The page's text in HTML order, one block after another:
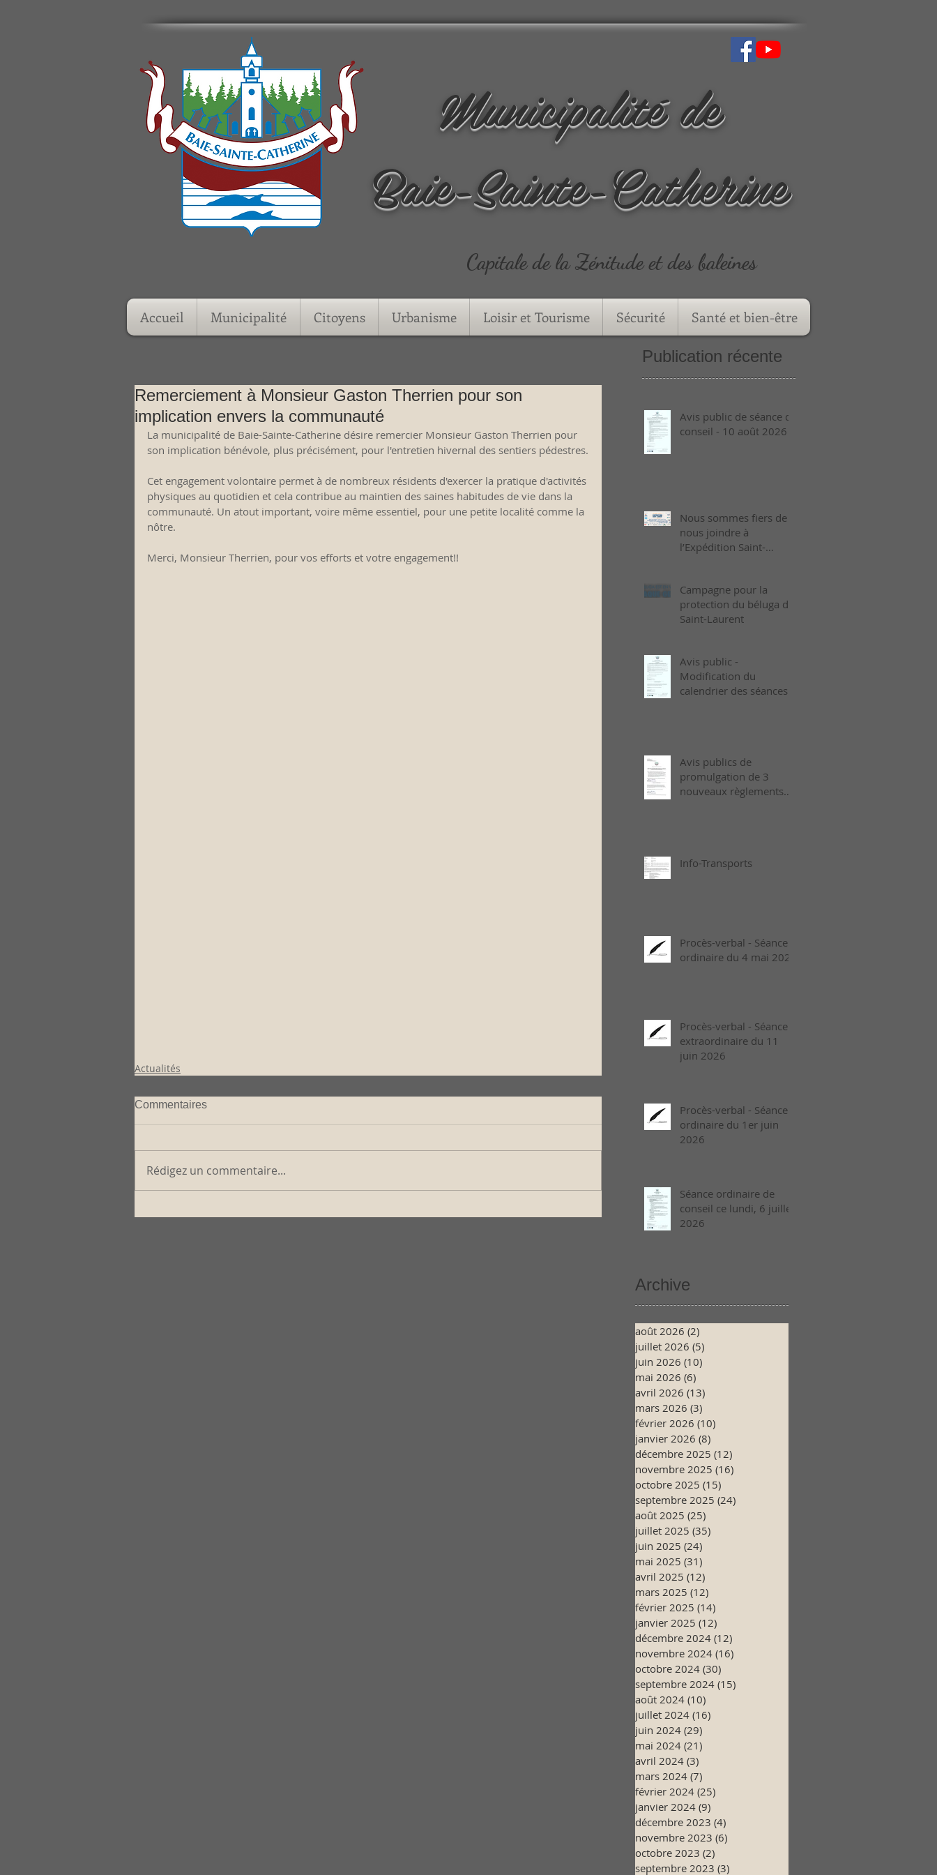
Municipalité de
Baie-Sainte-Catherine
Capitale de la Zénitude et des baleines
Accueil Municipalité Citoyens Urbanisme Loisir et Tourisme Sécurité Santé et bien-être
Publication récente
Remerciement à Monsieur Gaston Therrien pour son
implication envers la communauté
La municipalité de Baie-Sainte-Catherine désire remercier Monsieur Gaston Therrien pour
son implication bénévole, plus précisément, pour l'entretien hivernal des sentiers pédestres.
Cet engagement volontaire permet à de nombreux résidents d'exercer la pratique d'activités
physiques au quotidien et cela contribue au maintien des saines habitudes de vie dans la
communauté. Un atout important, voire même essentiel, pour une petite localité comme la
nôtre.
Merci, Monsieur Therrien, pour vos efforts et votre engagement!!
Actualités
Commentaires
Rédigez un commentaire...
Avis public de séance de
conseil - 10 août 2026
Nous sommes fiers de
nous joindre à
l’Expédition Saint-
Campagne pour la
protection du béluga du
Saint-Laurent
Avis public -
Modification du
calendrier des séances
Avis publics de
promulgation de 3
nouveaux règlements
Info-Transports
Procès-verbal - Séance
ordinaire du 4 mai 2026
Procès-verbal - Séance
extraordinaire du 11
juin 2026
Procès-verbal - Séance
ordinaire du 1er juin
2026
Séance ordinaire de
conseil ce lundi, 6 juillet
2026
Archive
août 2026 (2)
juillet 2026 (5)
juin 2026 (10)
mai 2026 (6)
avril 2026 (13)
mars 2026 (3)
février 2026 (10)
janvier 2026 (8)
décembre 2025 (12)
novembre 2025 (16)
octobre 2025 (15)
septembre 2025 (24)
août 2025 (25)
juillet 2025 (35)
juin 2025 (24)
mai 2025 (31)
avril 2025 (12)
mars 2025 (12)
février 2025 (14)
janvier 2025 (12)
décembre 2024 (12)
novembre 2024 (16)
octobre 2024 (30)
septembre 2024 (15)
août 2024 (10)
juillet 2024 (16)
juin 2024 (29)
mai 2024 (21)
avril 2024 (3)
mars 2024 (7)
février 2024 (25)
janvier 2024 (9)
décembre 2023 (4)
novembre 2023 (6)
octobre 2023 (2)
septembre 2023 (3)